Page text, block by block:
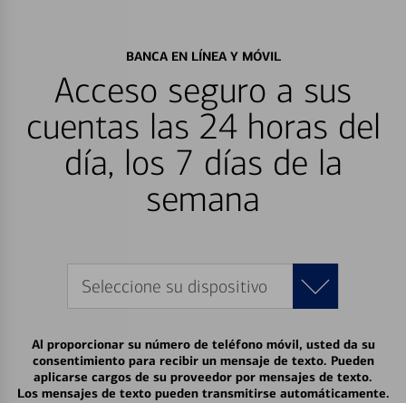
BANCA EN LÍNEA Y MÓVIL
Acceso seguro a sus
cuentas las 24 horas del
día, los 7 días de la
semana
Seleccione su dispositivo
Al proporcionar su número de teléfono móvil, usted da su
consentimiento para recibir un mensaje de texto. Pueden
aplicarse cargos de su proveedor por mensajes de texto.
Los mensajes de texto pueden transmitirse automáticamente.